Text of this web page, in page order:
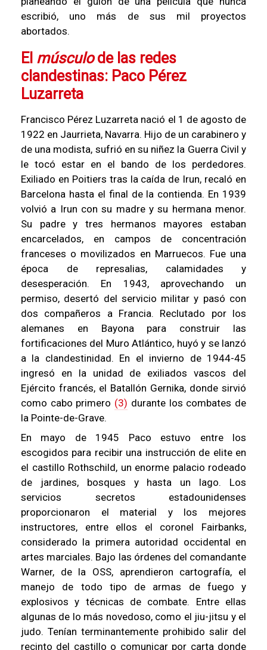
escribió, uno más de sus mil proyectos
abortados.
El músculode las redes
clandestinas: Paco Pérez
Luzarreta
Francisco Pérez Luzarreta nació el 1 de agosto de
1922 en Jaurrieta, Navarra. Hijo de un carabinero y
de una modista, sufrió en su niñez la Guerra Civil y
le tocó estar en el bando de los perdedores.
Exiliado en Poitiers tras la caída de Irun, recaló en
Barcelona hasta el final de la contienda. En 1939
volvió a Irun con su madre y su hermana menor.
Su padre y tres hermanos mayores estaban
encarcelados, en campos de concentración
franceses o movilizados en Marruecos. Fue una
época de represalias, calamidades y
desesperación. En 1943, aprovechando un
permiso, desertó del servicio militar y pasó con
dos compañeros a Francia. Reclutado por los
alemanes en Bayona para construir las
fortificaciones del Muro Atlántico, huyó y se lanzó
a la clandestinidad. En el invierno de 1944-45
ingresó en la unidad de exiliados vascos del
Ejército francés, el Batallón Gernika, donde sirvió
como cabo primero (3) durante los combates de
la Pointe-de-Grave.
En mayo de 1945 Paco estuvo entre los
escogidos para recibir una instrucción de elite en
el castillo Rothschild, un enorme palacio rodeado
de jardines, bosques y hasta un lago. Los
servicios secretos estadounidenses
proporcionaron el material y los mejores
instructores, entre ellos el coronel Fairbanks,
considerado la primera autoridad occidental en
artes marciales. Bajo las órdenes del comandante
Warner, de la OSS, aprendieron cartografía, el
manejo de todo tipo de armas de fuego y
explosivos y técnicas de combate. Entre ellas
algunas de lo más novedoso, como el jiu-jitsu y el
judo. Tenían terminantemente prohibido salir del
recinto del castillo o comunicar por carta donde